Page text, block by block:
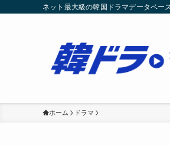
ネット最大級の韓国ドラマデータベース
ホーム ドラマ